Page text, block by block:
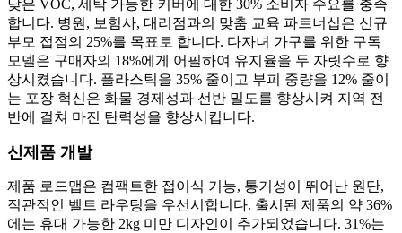
낮은 VOC, 세탁 가능한 커버에 대한 30% 소비자 수요를 충족
합니다. 병원, 보험사, 대리점과의 맞춤 교육 파트너십은 신규
부모 접점의 25%를 목표로 합니다. 다자녀 가구를 위한 구독
모델은 구매자의 18%에게 어필하여 유지율을 두 자릿수로 향
상시켰습니다. 플라스틱을 35% 줄이고 부피 중량을 12% 줄이
는 포장 혁신은 화물 경제성과 선반 밀도를 향상시켜 지역 전
반에 걸쳐 마진 탄력성을 향상시킵니다.
신제품 개발
제품 로드맵은 컴팩트한 접이식 기능, 통기성이 뛰어난 원단,
직관적인 벨트 라우팅을 우선시합니다. 출시된 제품의 약 36%
에는 휴대 가능한 2kg 미만 디자인이 추가되었습니다. 31%는